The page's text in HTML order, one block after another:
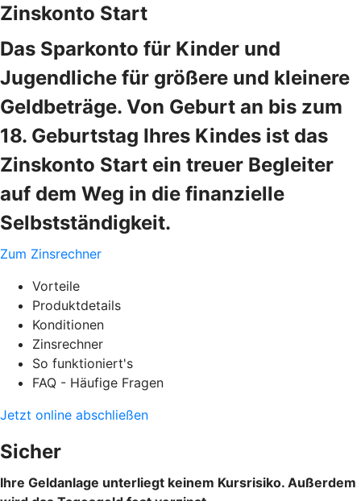
Zinskonto Start
Das Sparkonto für Kinder und
Jugendliche für größere und kleinere
Geldbeträge. Von Geburt an bis zum
18. Geburtstag Ihres Kindes ist das
Zinskonto Start ein treuer Begleiter
auf dem Weg in die finanzielle
Selbstständigkeit.
Zum Zinsrechner
Vorteile
Produktdetails
Konditionen
Zinsrechner
So funktioniert's
FAQ - Häufige Fragen
Jetzt online abschließen
Sicher
Ihre Geldanlage unterliegt keinem Kursrisiko. Außerdem